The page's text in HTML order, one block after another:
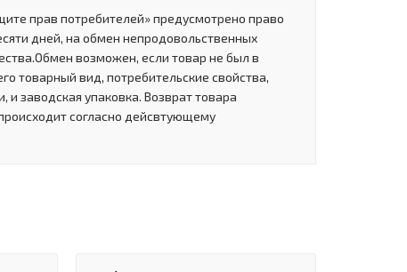
прав потребителей» предусмотрено право
дней, на обмен непродовольственных
возможен, если товар не был в
товарный вид, потребительские свойства,
заводская упаковка. Возврат товара
согласно дейсвтующему